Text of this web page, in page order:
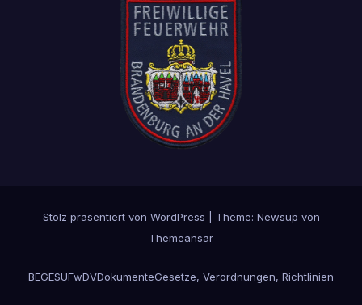
Stolz präsentiert von WordPress
Theme: Newsup von
Themeansar
BEGESUFwDVDokumenteGesetze, Verordnungen, Richtlinien